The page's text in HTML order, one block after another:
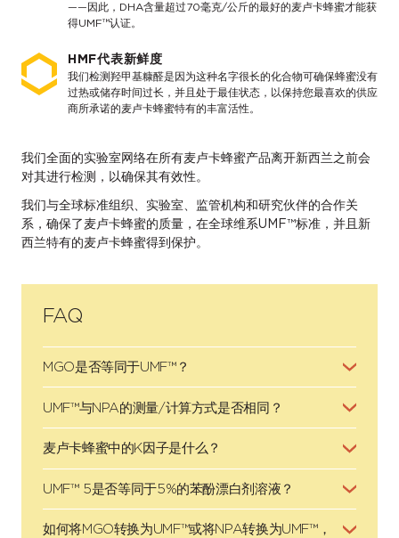
——因此，DHA含量超过70毫克/公斤的最好的麦卢卡蜂蜜才能获
得UMF™认证。
HMF代表新鲜度
我们检测羟甲基糠醛是因为这种名字很长的化合物可确保蜂蜜没有
过热或储存时间过长，并且处于最佳状态，以保持您最喜欢的供应
商所承诺的麦卢卡蜂蜜特有的丰富活性。
我们全面的实验室网络在所有麦卢卡蜂蜜产品离开新西兰之前会
对其进行检测，以确保其有效性。
我们与全球标准组织、实验室、监管机构和研究伙伴的合作关
系，确保了麦卢卡蜂蜜的质量，在全球维系UMF™标准，并且新
西兰特有的麦卢卡蜂蜜得到保护。
FAQ
MGO是否等同于UMF™？
UMF™与NPA的测量/计算方式是否相同？
麦卢卡蜂蜜中的K因子是什么？
UMF™ 5是否等同于5%的苯酚漂白剂溶液？
如何将MGO转换为UMF™或将NPA转换为UMF™，